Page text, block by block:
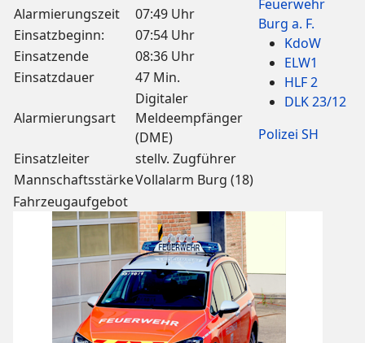
Alarmierungszeit
07:49 Uhr
Einsatzbeginn:
07:54 Uhr
Einsatzende
08:36 Uhr
Einsatzdauer
47 Min.
Alarmierungsart
Digitaler
Meldeempfänger
(DME)
Einsatzleiter
stellv. Zugführer
MannschaftsstärkeVollalarm Burg (18)
Feuerwehr
Burg a. F.
KdoW
ELW1
HLF 2
DLK 23/12
Polizei SH
Fahrzeugaufgebot